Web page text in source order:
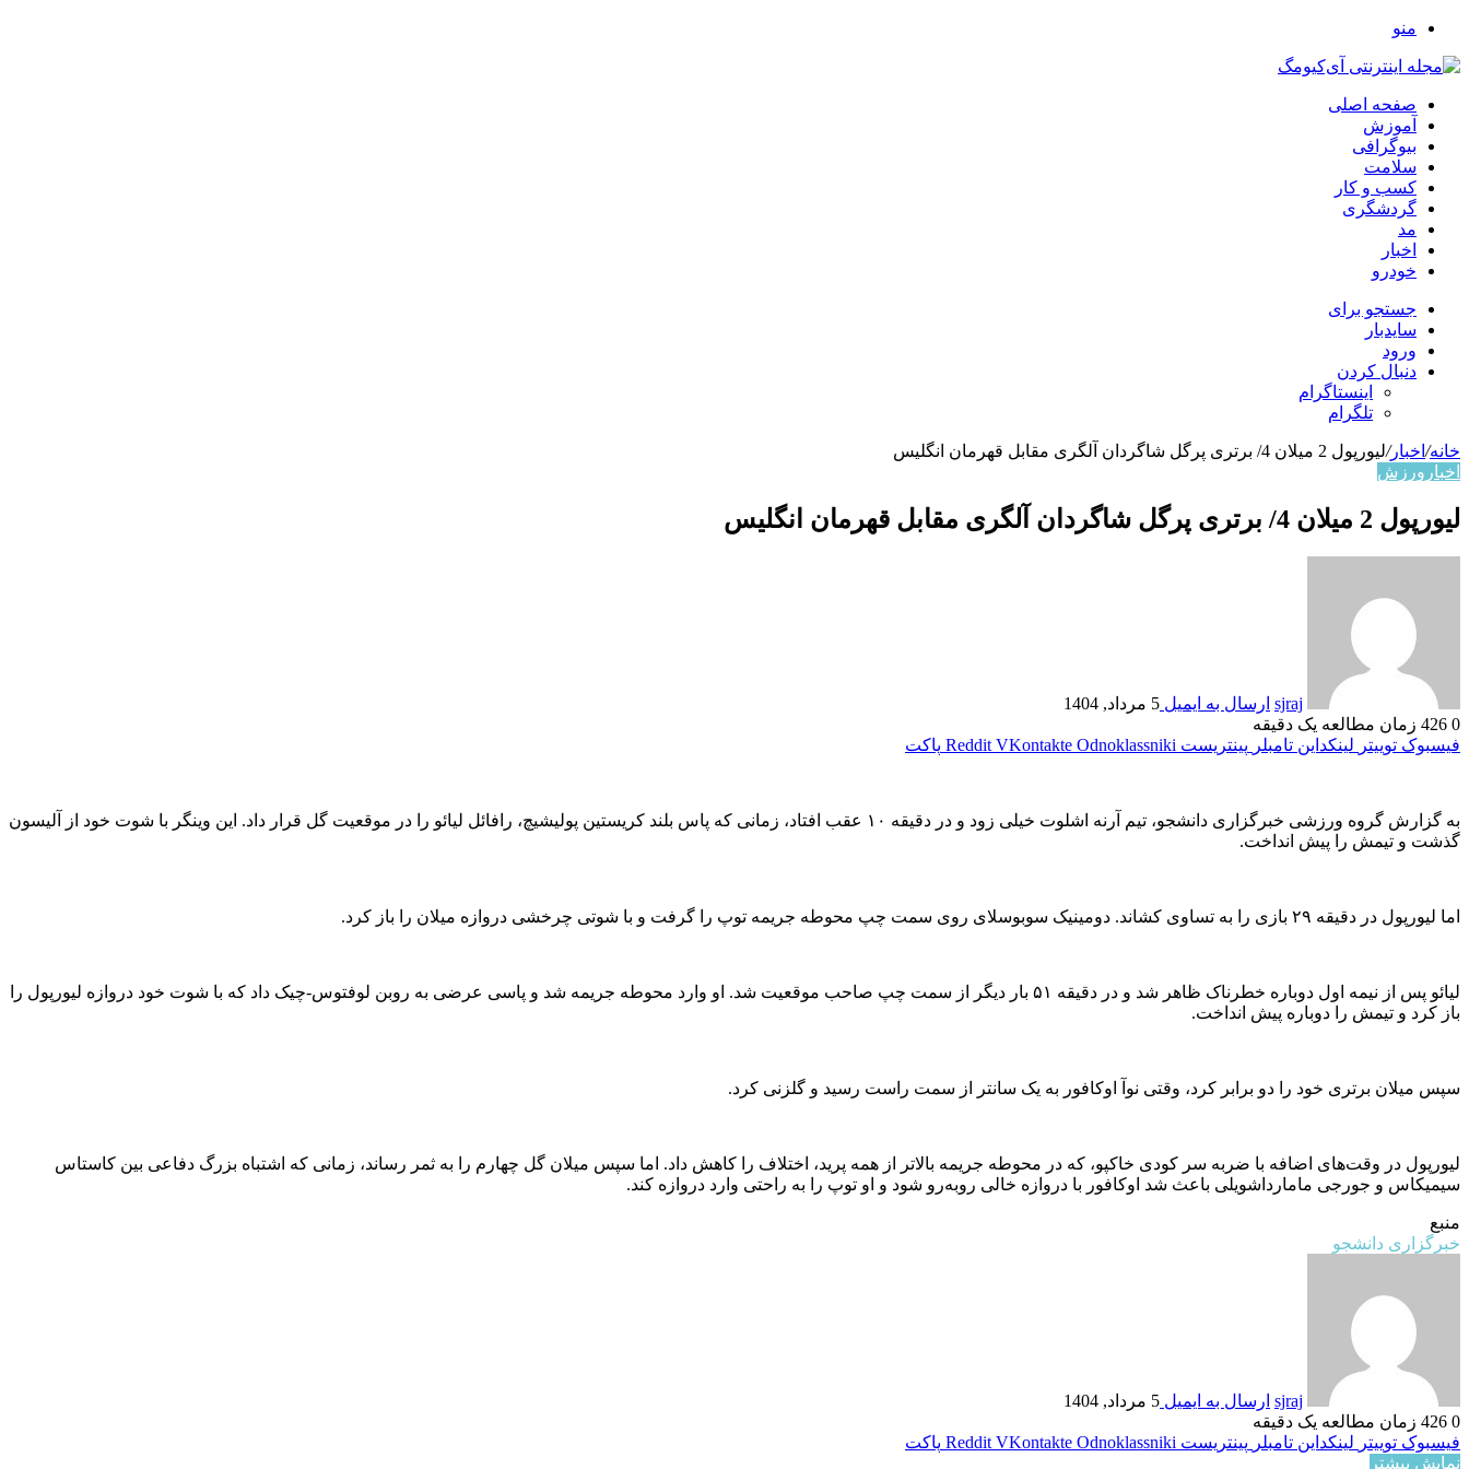
منو
صفحه اصلی
آموزش
بیوگرافی
سلامت
کسب و کار
گردشگری
مد
اخبار
خودرو
جستجو برای
سایدبار
ورود
دنبال کردن
اینستاگرام
تلگرام
خانه/ اخبار/لیورپول 2 میلان 4/ برتری پرگل شاگردان آلگری مقابل قهرمان انگلیس
اخبار ورزش
لیورپول 2 میلان 4/ برتری پرگل شاگردان آلگری مقابل قهرمان انگلیس
sjraj ارسال به ایمیل 5 مرداد, 1404
0
زمان مطالعه یک دقیقه
فیسبوک توییتر لینکداین تامبلر پینتریست Reddit VKontakte Odnoklassniki پاکت
به گزارش گروه ورزشی خبرگزاری دانشجو، تیم آرنه اشلوت خیلی زود و در دقیقه ۱۰ عقب افتاد، زمانی که پاس بلند کریستین پولیشیچ، رافائل لیائو را در موقعیت گل قرار داد. این وینگر با شوت خود از آلیسون
گذشت و تیمش را پیش انداخت.
اما لیورپول در دقیقه ۲۹ بازی را به تساوی کشاند. دومینیک سوبوسلای روی سمت چپ محوطه جریمه توپ را گرفت و با شوتی چرخشی دروازه میلان را باز کرد.
لیائو پس از نیمه اول دوباره خطرناک ظاهر شد و در دقیقه ۵۱ بار دیگر از سمت چپ صاحب موقعیت شد. او وارد محوطه جریمه شد و پاسی عرضی به روبن لوفتوس-چیک داد که با شوت خود دروازه لیورپول را
باز کرد و تیمش را دوباره پیش انداخت.
سپس میلان برتری خود را دو برابر کرد، وقتی نوآ اوکافور به یک سانتر از سمت راست رسید و گلزنی کرد.
لیورپول در وقت‌های اضافه با ضربه سر کودی خاکپو، که در محوطه جریمه بالاتر از همه پرید، اختلاف را کاهش داد. اما سپس میلان گل چهارم را به ثمر رساند، زمانی که اشتباه بزرگ دفاعی بین کاستاس
سیمیکاس و جورجی مامارداشویلی باعث شد اوکافور با دروازه خالی رو‌به‌رو شود و او توپ را به راحتی وارد دروازه کند.
منبع
خبرگزاری دانشجو
sjraj ارسال به ایمیل 5 مرداد, 1404
0
زمان مطالعه یک دقیقه
فیسبوک توییتر لینکداین تامبلر پینتریست Reddit VKontakte Odnoklassniki
پاکت
نمایش بیشتر